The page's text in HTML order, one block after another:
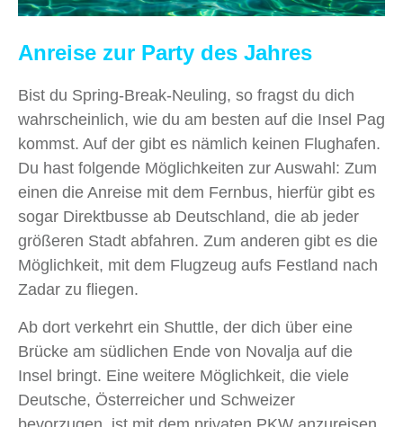
Anreise zur Party des Jahres
Bist du Spring-Break-Neuling, so fragst du dich
wahrscheinlich, wie du am besten auf die Insel Pag
kommst. Auf der gibt es nämlich keinen Flughafen.
Du hast folgende Möglichkeiten zur Auswahl: Zum
einen die Anreise mit dem Fernbus, hierfür gibt es
sogar Direktbusse ab Deutschland, die ab jeder
größeren Stadt abfahren. Zum anderen gibt es die
Möglichkeit, mit dem Flugzeug aufs Festland nach
Zadar zu fliegen.
Ab dort verkehrt ein Shuttle, der dich über eine
Brücke am südlichen Ende von Novalja auf die
Insel bringt. Eine weitere Möglichkeit, die viele
Deutsche, Österreicher und Schweizer